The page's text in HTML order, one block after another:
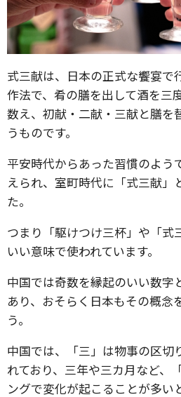
式三献は、日本の正式な饗宴で
作法で、肴の膳を出して酒を三
数え、初献・二献・三献と膳を
うものです。
平安時代からあった習慣のよう
えられ、室町時代に「式三献」
た。
つまり「駆けつけ三杯」や「式
いい意味で使われています。
中国では奇数を縁起のいい数字
あり、おそらく日本もその概念
う。
中国では、「三」は物事の区切
れており、三年や三カ月など、
ングで変化が起こることが多い